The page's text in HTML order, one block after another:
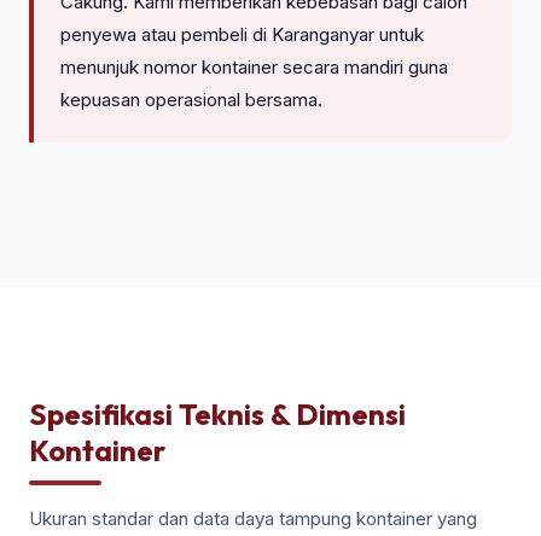
penyewa atau pembeli di Karanganyar untuk
menunjuk nomor kontainer secara mandiri guna
kepuasan operasional bersama.
Spesifikasi Teknis & Dimensi
Kontainer
Ukuran standar dan data daya tampung kontainer yang